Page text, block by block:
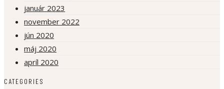
január 2023
november 2022
jún 2020
máj 2020
apríl 2020
CATEGORIES